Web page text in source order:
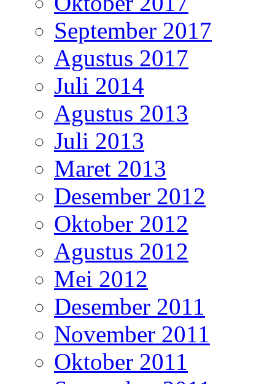
September 2017
Agustus 2017
Juli 2014
Agustus 2013
Juli 2013
Maret 2013
Desember 2012
Oktober 2012
Agustus 2012
Mei 2012
Desember 2011
November 2011
Oktober 2011